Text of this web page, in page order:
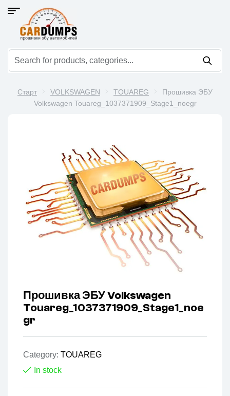
Старт VOLKSWAGEN TOUAREG
Прошивка ЭБУ
Volkswagen Touareg_1037371909_Stage1_noegr
Прошивка ЭБУ Volkswagen
Touareg_1037371909_Stage1_noe
gr
Category: TOUAREG
In stock